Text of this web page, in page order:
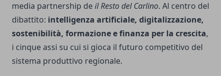
media partnership deil Resto del Carlino. Al centro del
dibattito: intelligenza artificiale, digitalizzazione,
sostenibilità, formazione e finanza per la crescita,
i cinque assi su cui si gioca il futuro competitivo del
sistema produttivo regionale.